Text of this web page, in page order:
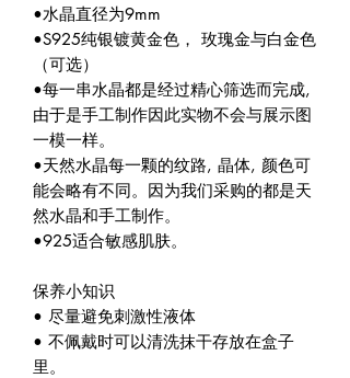
•水晶直径为9mm
•S925纯银镀黄金色， 玫瑰金与白金色
（可选）
•每一串水晶都是经过精心筛选而完成,
由于是手工制作因此实物不会与展示图
一模一样。
•天然水晶每一颗的纹路, 晶体, 颜色可
能会略有不同。因为我们采购的都是天
然水晶和手工制作。
•925适合敏感肌肤。
保养小知识
• 尽量避免刺激性液体
• 不佩戴时可以清洗抹干存放在盒子
里。